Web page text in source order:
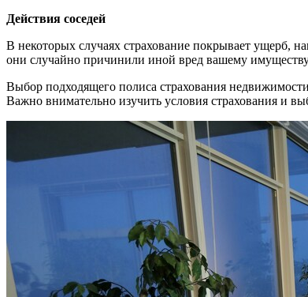
Действия соседей
В некоторых случаях страхование покрывает ущерб,
они случайно причинили иной вред вашему
Выбор подходящего полиса страхования
Важно внимательно изучить условия страхования и